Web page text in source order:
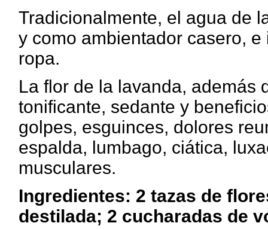
Tradicionalmente, el agua de
y como ambientador casero,
ropa.
La flor de la lavanda, además
tonificante, sedante y
golpes, esguinces, dolores
espalda, lumbago, ciática,
musculares.
Ingredientes: 2 tazas de
destilada; 2 cucharadas de